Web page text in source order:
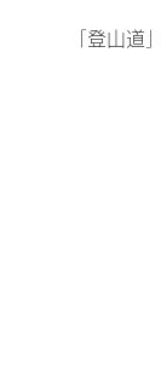
「登山道